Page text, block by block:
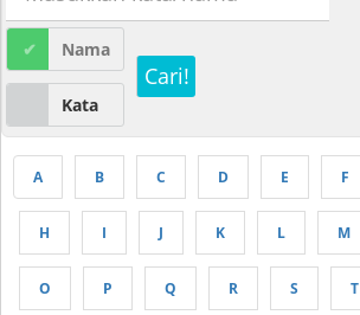
Nama
Kata
Cari!
A B C D E F
H I J K L M
O P Q R S T